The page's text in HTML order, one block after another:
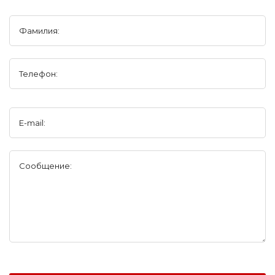
Фамилия:
Телефон:
E-mail:
Сообщение: